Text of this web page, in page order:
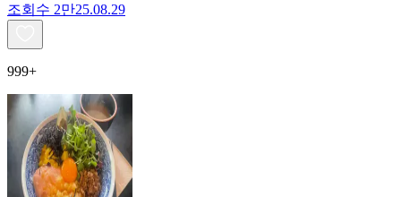
조회수 2만25.08.29
999+